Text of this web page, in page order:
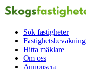
Sök fastigheter
Fastighetsbevakning
Hitta mäklare
Om oss
Annonsera